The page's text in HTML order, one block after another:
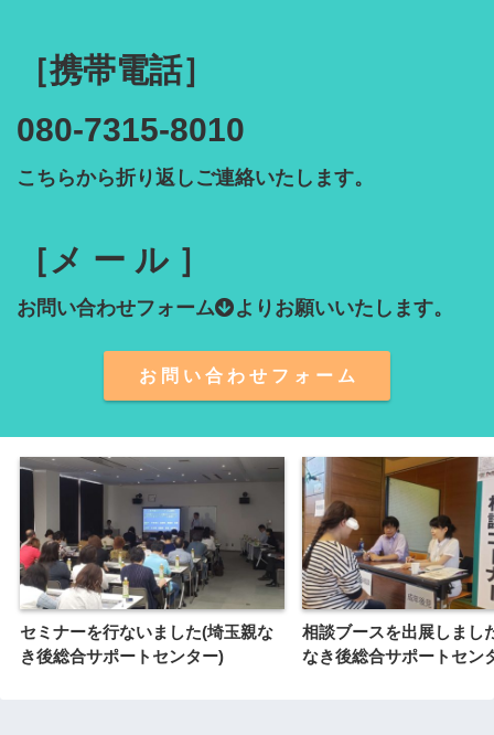
［携帯電話］
080-7315-8010
こちらから折り返しご連絡いたします。
［メ ー ル ］
お問い合わせフォーム よりお願いいたします。
お 問 い 合 わ せ フ ォ ー ム
セミナーを行ないました(埼玉親な
き後総合サポートセンター)
相談ブースを出展しまし
なき後総合サポートセン